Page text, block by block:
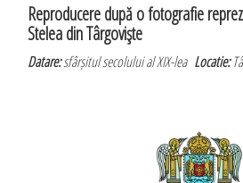
Reproducere după o fotografie
Stelea din Târgovişte
Datare:sfârșitul secolului al XIX-leaLocatie: